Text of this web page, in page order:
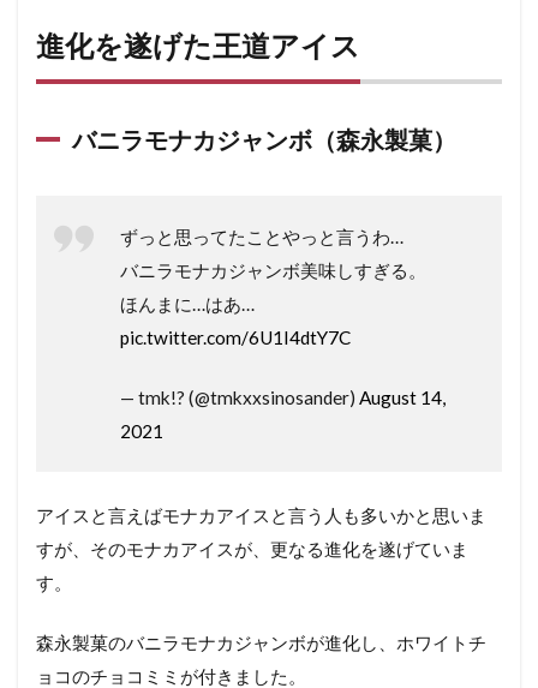
進化を遂げた王道アイス
バニラモナカジャンボ（森永製菓）
ずっと思ってたことやっと言うわ…
バニラモナカジャンボ美味しすぎる。
ほんまに…はあ…
pic.twitter.com/6U1I4dtY7C
— tmk!? (@tmkxxsinosander) August 14,
2021
アイスと言えばモナカアイスと言う人も多いかと思いま
すが、そのモナカアイスが、更なる進化を遂げていま
す。
森永製菓のバニラモナカジャンボが進化し、ホワイトチ
ョコのチョコミミが付きました。